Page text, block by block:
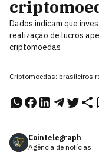
Dados indicam que
realização de lucros
criptomoedas
Criptomoedas: brasileiros
Cointelegraph
Agência de notícias